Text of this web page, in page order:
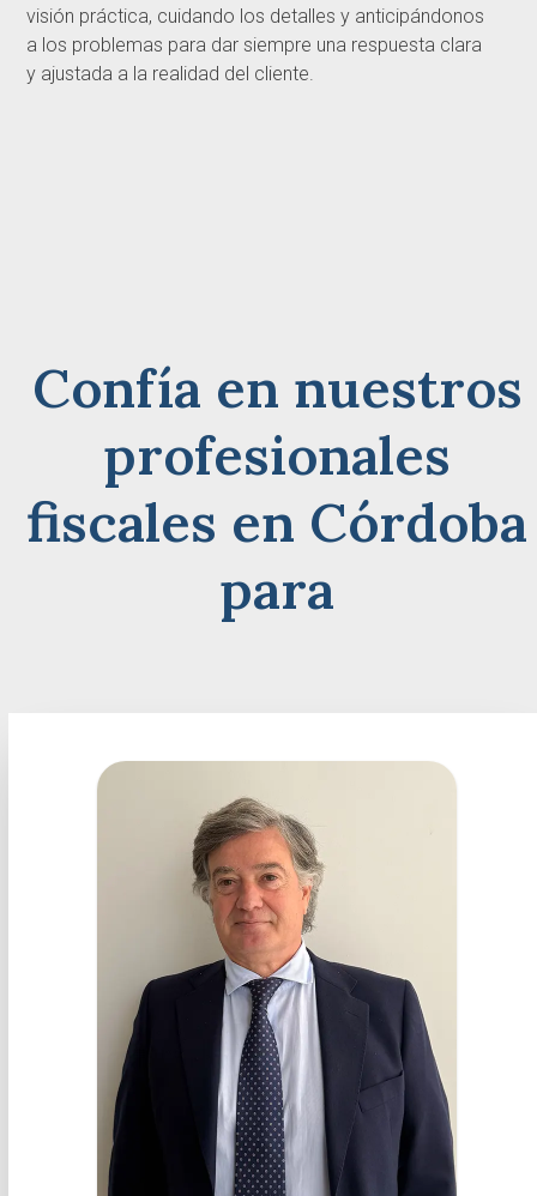
visión práctica, cuidando los detalles y anticipándonos
a los problemas para dar siempre una respuesta clara
y ajustada a la realidad del cliente.
Confía en nuestros
profesionales
fiscales en Córdoba
para